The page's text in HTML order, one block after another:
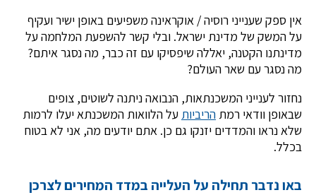
אין ספק שענייני רוסיה / אוקראינה משפיעים באופן ישיר ועקיף
על המשק של מדינת ישראל. ובלי קשר להשפעת המלחמה על
מדינתנו הקטנה, יאללה שיפסיקו עם זה כבר, מה נסגר איתם?
מה נסגר עם שאר העולם?
נחזור לענייני המשכנתאות, הנבואה ניתנה לשוטים, צופים
שבאופן וודאי רמת הריביות על הלוואות המשכנתא יעלו לרמות
שלא נראו והמדדים יזנקו גם כן. אתם יודעים מה, אני לא בטוח
בכלל.
באו נדבר תחילה על העלייה במדד המחירים לצרכן